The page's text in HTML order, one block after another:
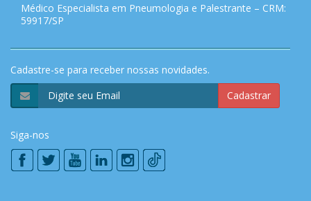
Médico Especialista em Pneumologia e Palestrante – CRM:
59917/SP
Cadastre-se para receber nossas novidades.
Cadastrar
Siga-nos